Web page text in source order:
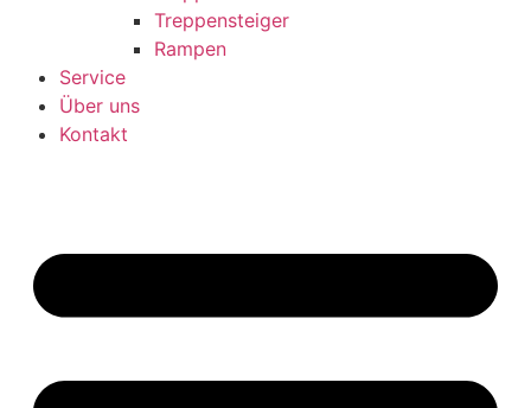
Treppensteiger
Rampen
Service
Über uns
Kontakt